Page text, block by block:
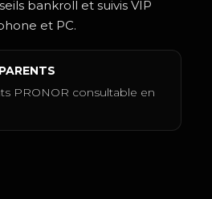
bankroll et suivis VIP
et PC.
PRONOR consultable en